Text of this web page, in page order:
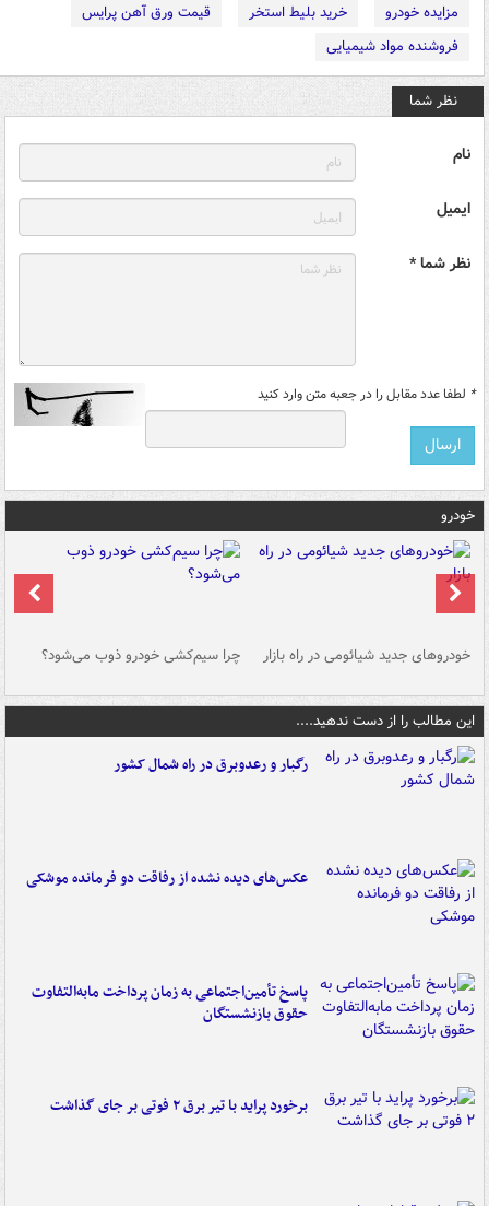
مزایده خودرو
خرید بلیط استخر
قیمت ورق آهن پرایس
فروشنده مواد شیمیایی
نظر شما
نام
ایمیل
نظر شما *
* لطفا عدد مقابل را در جعبه متن وارد کنید
خودرو
خودروهای جدید شیائومی در راه بازار چرا سیم‌کشی خودرو ذوب می‌شود؟
این مطالب را از دست ندهید....
رگبار و رعدوبرق در راه شمال کشور
عکس‌های دیده نشده از رفاقت دو فرمانده‌ موشکی
پاسخ تأمین‌اجتماعی به زمان پرداخت مابه‌التفاوت
حقوق بازنشستگان
برخورد پراید با تیر برق ۲ فوتی بر جای گذاشت